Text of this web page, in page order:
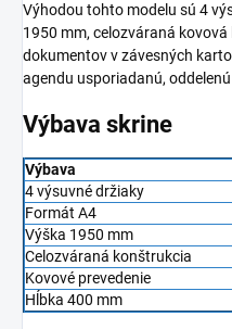
Výhodou tohto modelu sú 4
1950 mm, celozváraná
dokumentov v závesných
agendu usporiadanú,
Výbava skrine
Výbava
4 výsuvné držiaky
Formát A4
Výška 1950 mm
Celozváraná konštrukcia
Kovové prevedenie
Hĺbka 400 mm